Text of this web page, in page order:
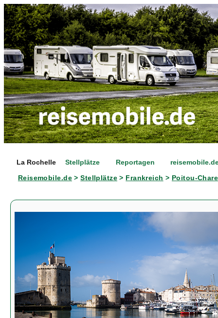
La Rochelle Stellplätze Reportagen
Reisemobile.de>Stellplätze > Frankreich > Poitou-